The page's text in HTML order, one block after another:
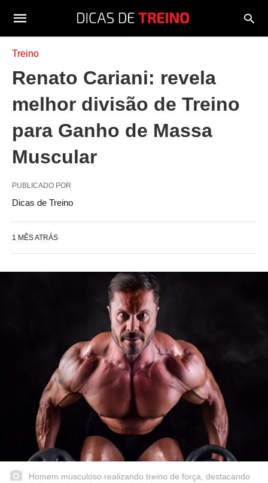
Treino
Renato Cariani: revela
melhor divisão de Treino
para Ganho de Massa
Muscular
PUBLICADO POR
Dicas de Treino
1 MÊS ATRÁS
Homem musculoso realizando treino de força, destacando